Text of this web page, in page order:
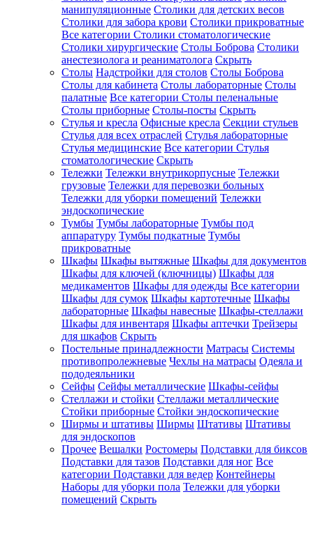
манипуляционные Столики для детских весов
Столики для забора крови Столики прикроватные
Все категории Столики стоматологические
Столики хирургические Столы Боброва Столики
анестезиолога и реаниматолога Скрыть
Столы Надстройки для столов Столы Боброва
Столы для кабинета Столы лабораторные Столы
палатные Все категории Столы пеленальные
Столы приборные Столы-посты Скрыть
Стулья и кресла Офисные кресла Секции стульев
Стулья для всех отраслей Стулья лабораторные
Стулья медицинские Все категории Стулья
стоматологические Скрыть
Тележки Тележки внутрикорпусные Тележки
грузовые Тележки для перевозки больных
Тележки для уборки помещений Тележки
эндоскопические
Тумбы Тумбы лабораторные Тумбы под
аппаратуру Тумбы подкатные Тумбы
прикроватные
Шкафы Шкафы вытяжные Шкафы для документов
Шкафы для ключей (ключницы) Шкафы для
медикаментов Шкафы для одежды Все категории
Шкафы для сумок Шкафы картотечные Шкафы
лабораторные Шкафы навесные Шкафы-стеллажи
Шкафы для инвентаря Шкафы аптечки Трейзеры
для шкафов Скрыть
Постельные принадлежности Матрасы Системы
противопролежневые Чехлы на матрасы Одеяла и
пододеяльники
Сейфы Сейфы металлические Шкафы-сейфы
Стеллажи и стойки Стеллажи металлические
Стойки приборные Стойки эндоскопические
Ширмы и штативы Ширмы Штативы Штативы
для эндоскопов
Прочее Вешалки Ростомеры Подставки для биксов
Подставки для тазов Подставки для ног Все
категории Подставки для ведер Контейнеры
Наборы для уборки пола Тележки для уборки
помещений Скрыть